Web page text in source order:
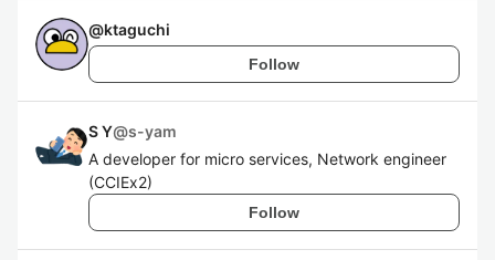
@ktaguchi
Follow
S Y@s-yam
A developer for micro services, Network engineer
(CCIEx2)
Follow